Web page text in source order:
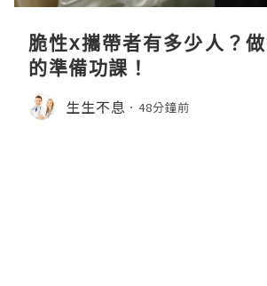
脆性x攜帶者有多少人？
的準備功課！
生生不息 48分鐘前